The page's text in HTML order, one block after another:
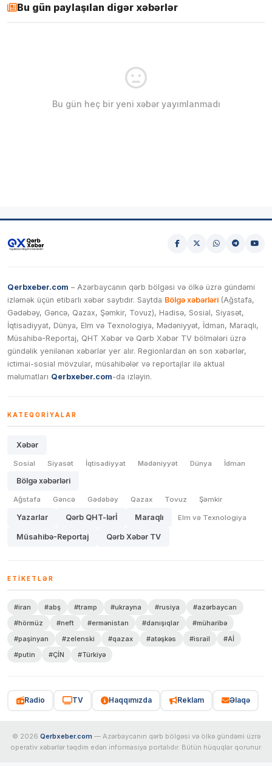
Bu gün paylaşılan digər xəbərlər
Bu gün heç bir yeni xəbər yayımlanmadı
Qerbxeber.com – Azərbaycanın qərb bölgəsi və ölkə üzrə gündəmi
izləmək üçün etibarlı xəbər saytıdır. Saytda Bölgə xəbərləri (Ağstafa,
Gədəbəy, Gəncə, Qazax, Şəmkir, Tovuz), Hadisə, Sosial, Siyasət,
İqtisadiyyat, Dünya, Elm və Texnologiya, Mədəniyyət, İdman, Maraqlı,
Müsahibə-Reportaj, QHT Xəbər və Qərb Xəbər TV bölmələri üzrə
gündəlik yenilənən xəbərlər yer alır. Regionlardan ən son xəbərlər,
ictimai-sosial mövzular, müsahibələr və reportajlar ilə aktual
məlumatları Qerbxeber.com-da izləyin.
KATEQORIYALAR
Xəbər
Sosial Siyasət İqtisadiyyat Mədəniyyət Dünya İdman
Bölgə xəbərləri
Ağstafa Gəncə Gədəbəy Qazax Tovuz Şəmkir
Yazarlar Qərb QHT-lərİ Maraqlı Elm və Texnologiya
Müsahibə-Reportaj Qərb Xəbər TV
ETIKETLƏR
#iran #abş #tramp #ukrayna #rusiya
#azərbaycan
#hörmüz
#neft #ermənistan #danışıqlar
#müharibə
#paşinyan
#zelenski #qazax #atəşkəs #israil
#Aİ
#putin
#ÇİN #Türkiyə
Radio TV Haqqımızda Reklam Əlaqə
© 2026 Qerbxeber.com — Azərbaycanın qərb bölgəsi və ölkə gündəmi üzrə
operativ xəbərlər təqdim edən informasiya portalıdır. Bütün hüquqlar qorunur.